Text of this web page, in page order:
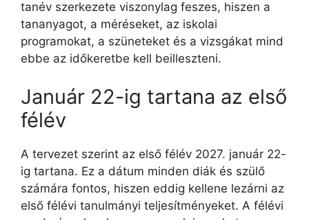
tanév szerkezete viszonylag feszes, hiszen a
tananyagot, a méréseket, az iskolai
programokat, a szüneteket és a vizsgákat mind
ebbe az időkeretbe kell beilleszteni.
Január 22-ig tartana az első
félév
A tervezet szerint az első félév 2027. január 22-
ig tartana. Ez a dátum minden diák és szülő
számára fontos, hiszen eddig kellene lezárni az
első félévi tanulmányi teljesítményeket. A félévi